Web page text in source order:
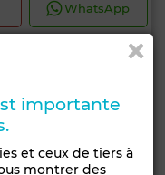
WhatsApp
importante
et ceux de tiers à
montrer des